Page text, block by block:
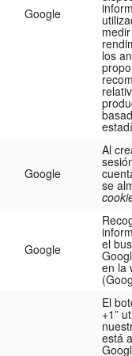
Google
los
Google
Al
se
Google el
en la
El
+1”
está